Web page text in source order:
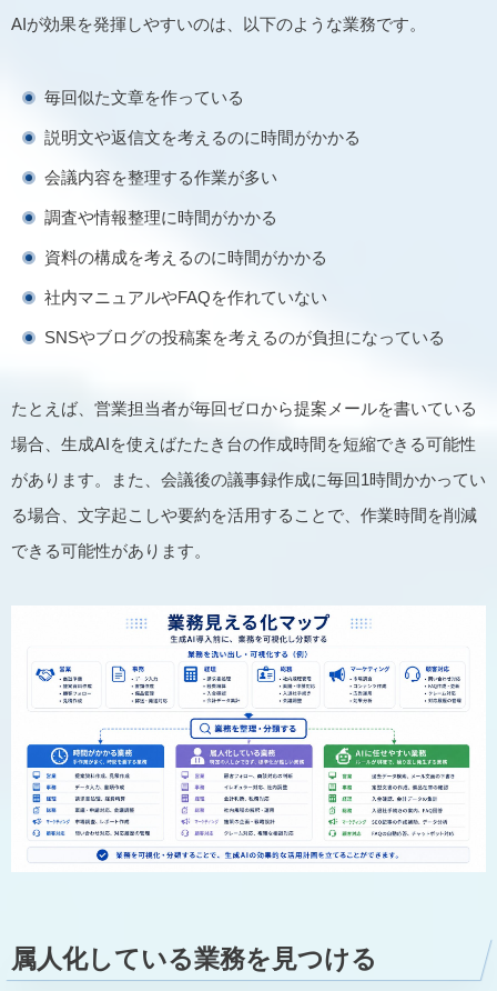
AIが効果を発揮しやすいのは、以下のような業務です。
毎回似た文章を作っている
説明文や返信文を考えるのに時間がかかる
会議内容を整理する作業が多い
調査や情報整理に時間がかかる
資料の構成を考えるのに時間がかかる
社内マニュアルやFAQを作れていない
SNSやブログの投稿案を考えるのが負担になっている
たとえば、営業担当者が毎回ゼロから提案メールを書いている
場合、生成AIを使えばたたき台の作成時間を短縮できる可能性
があります。また、会議後の議事録作成に毎回1時間かかってい
る場合、文字起こしや要約を活用することで、作業時間を削減
できる可能性があります。
属人化している業務を見つける